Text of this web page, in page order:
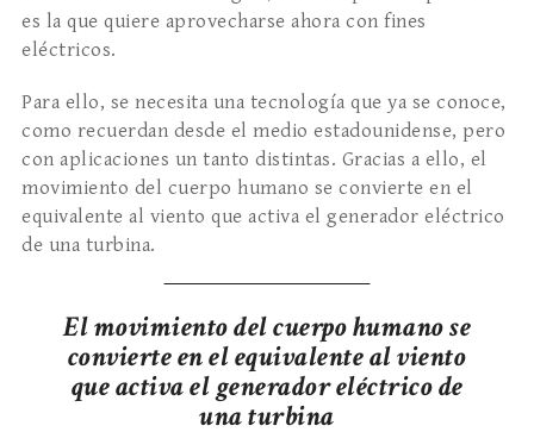
es la que quiere aprovecharse ahora con fines
eléctricos.
Para ello, se necesita una tecnología que ya se conoce,
como recuerdan desde el medio estadounidense, pero
con aplicaciones un tanto distintas. Gracias a ello, el
movimiento del cuerpo humano se convierte en el
equivalente al viento que activa el generador eléctrico
de una turbina.
El movimiento del cuerpo humano se
convierte en el equivalente al viento
que activa el generador eléctrico de
una turbina